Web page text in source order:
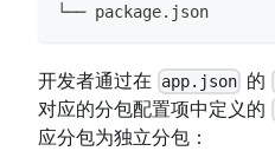
└── package.json
开发者通过在 app.json 的
对应的分包配置项中定义的
应分包为独立分包：